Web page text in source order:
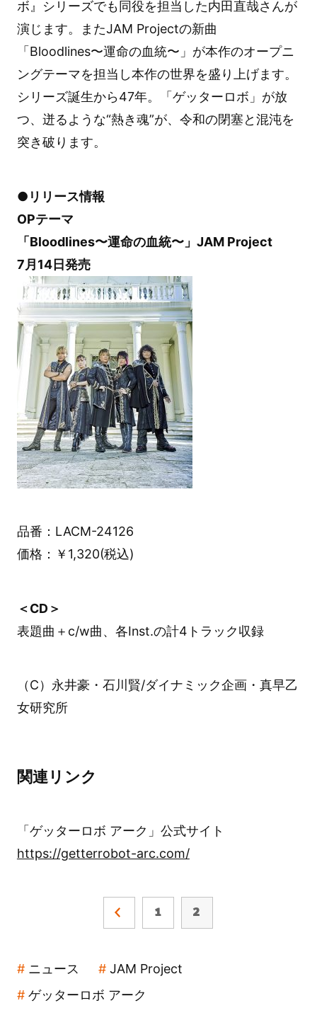
ボ』シリーズでも同役を担当した内田直哉さんが
演じます。またJAM Projectの新曲
「Bloodlines〜運命の血統〜」が本作のオープニ
ングテーマを担当し本作の世界を盛り上げます。
シリーズ誕生から47年。「ゲッターロボ」が放
つ、迸るような“熱き魂”が、令和の閉塞と混沌を
突き破ります。
●リリース情報
OPテーマ
「Bloodlines〜運命の血統〜」JAM Project
7月14日発売
品番：LACM-24126
価格：￥1,320(税込)
＜CD＞
表題曲＋c/w曲、各Inst.の計4トラック収録
（C）永井豪・石川賢/ダイナミック企画・真早乙
女研究所
関連リンク
「ゲッターロボ アーク」公式サイト
https://getterrobot-arc.com/
1 2
ニュース
JAM Project
ゲッターロボ アーク